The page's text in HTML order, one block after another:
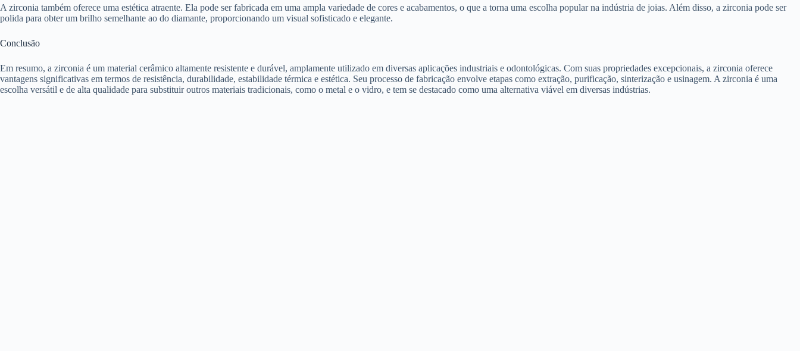
A zirconia também oferece uma estética atraente. Ela pode ser fabricada em uma ampla variedade de cores e acabamentos, o que a torna uma escolha popular na indústria de joias. Além disso, a zirconia pode ser
polida para obter um brilho semelhante ao do diamante, proporcionando um visual sofisticado e elegante.
Conclusão
Em resumo, a zirconia é um material cerâmico altamente resistente e durável, amplamente utilizado em diversas aplicações industriais e odontológicas. Com suas propriedades excepcionais, a zirconia oferece
vantagens significativas em termos de resistência, durabilidade, estabilidade térmica e estética. Seu processo de fabricação envolve etapas como extração, purificação, sinterização e usinagem. A zirconia é uma
escolha versátil e de alta qualidade para substituir outros materiais tradicionais, como o metal e o vidro, e tem se destacado como uma alternativa viável em diversas indústrias.